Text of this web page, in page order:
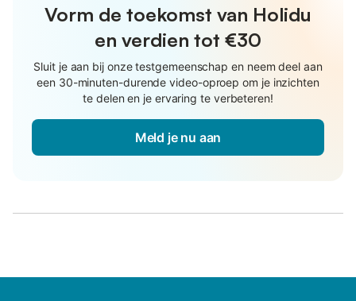
Vorm de toekomst van Holidu
en verdien tot €30
Sluit je aan bij onze testgemeenschap en neem deel aan
een 30-minuten-durende video-oproep om je inzichten
te delen en je ervaring te verbeteren!
Meld je nu aan